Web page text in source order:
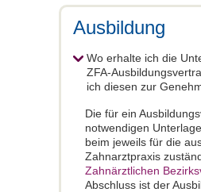
Ausbildung
Wo erhalte ich die
ZFA-
ich diesen zur
Die für ein
notwendigen
beim jeweils für die
Zahnarztpraxis
Zahnärztlichen
Abschluss ist der